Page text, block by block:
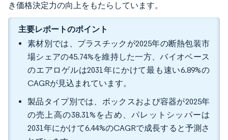
き価格決定力の向上をもたらしています。
主要レポートのポイント
素材別では、プラスチックが2025年の断熱包装市
場シェアの45.74%を維持した一方、バイオベース
のエアロゲルは2031年にかけて最も速い6.89%の
CAGRが見込まれています。
製品タイプ別では、ボックスおよび容器が2025年
の売上高の38.31%を占め、パレットシッパーは
2031年にかけて6.44%のCAGRで成長すると予測さ